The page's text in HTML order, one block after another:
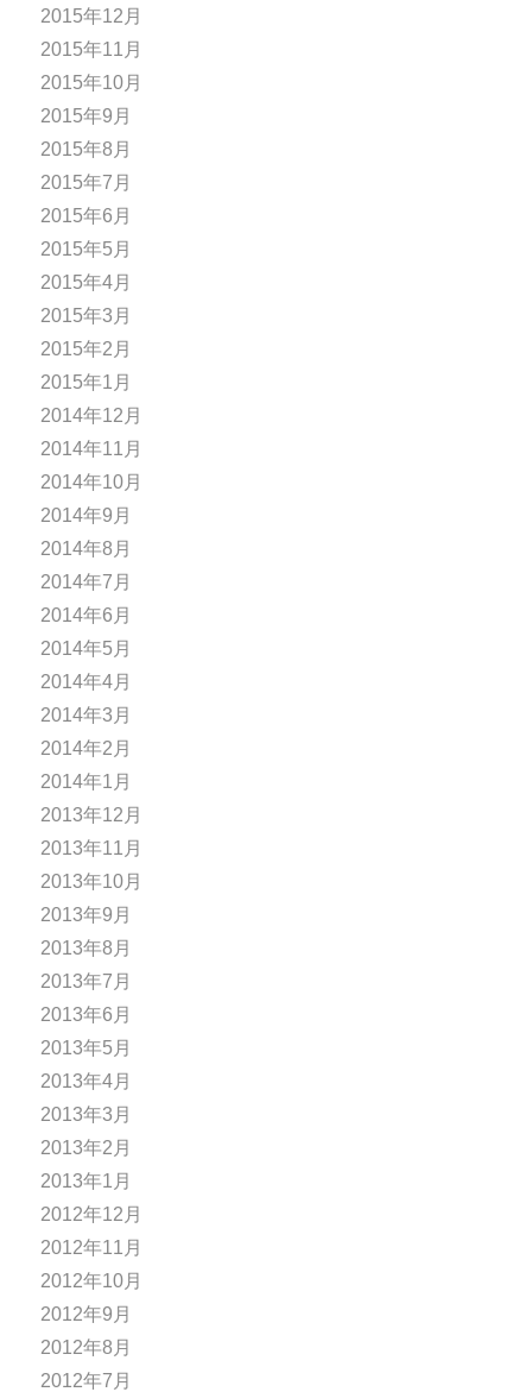
2015年12月
2015年11月
2015年10月
2015年9月
2015年8月
2015年7月
2015年6月
2015年5月
2015年4月
2015年3月
2015年2月
2015年1月
2014年12月
2014年11月
2014年10月
2014年9月
2014年8月
2014年7月
2014年6月
2014年5月
2014年4月
2014年3月
2014年2月
2014年1月
2013年12月
2013年11月
2013年10月
2013年9月
2013年8月
2013年7月
2013年6月
2013年5月
2013年4月
2013年3月
2013年2月
2013年1月
2012年12月
2012年11月
2012年10月
2012年9月
2012年8月
2012年7月